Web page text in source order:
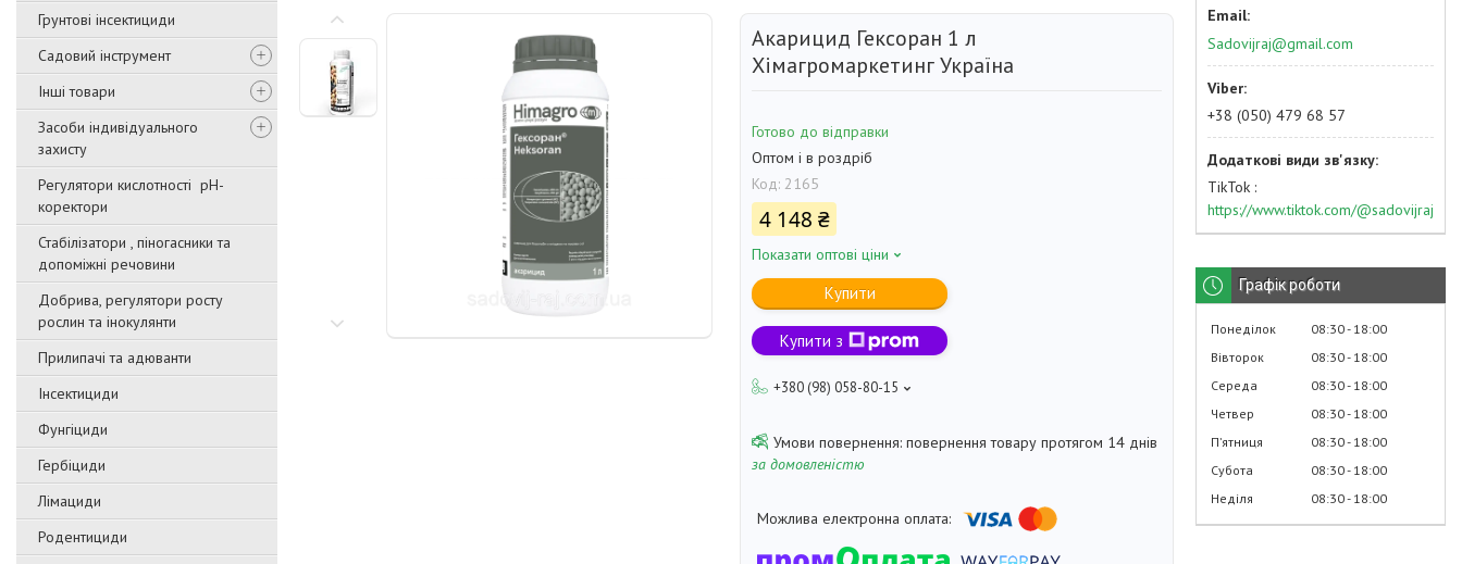
Грунтові інсектициди
Садовий інструмент
Інші товари
Засоби індивідуального
захисту
Регулятори кислотності pН-
коректори
Стабілізатори , піногасники та
допоміжні речовини
Добрива, регулятори росту
рослин та інокулянти
Прилипачі та адюванти
Інсектициди
Фунгіциди
Гербіциди
Лімациди
Родентициди
Акарицид Гексоран 1 л
Хімагромаркетинг Україна
Готово до відправки
Оптом і в роздріб
Код: 2165
4 148 ₴
Показати оптові ціни
Купити
Купити з
+380 (98) 058-80-15
повернення товару протягом 14 днів
за домовленістю
Sadovijraj@gmail.com
+38 (050) 479 68 57
TikTok
https://www.tiktok.com/@sadovijraj
Графік роботи
Понеділок 08:30 18:00
Вівторок
08:30 18:00
Середа
08:30 18:00
Четвер
08:30 18:00
Пʼятниця
08:30 18:00
Субота
08:30 18:00
Неділя
08:30 18:00